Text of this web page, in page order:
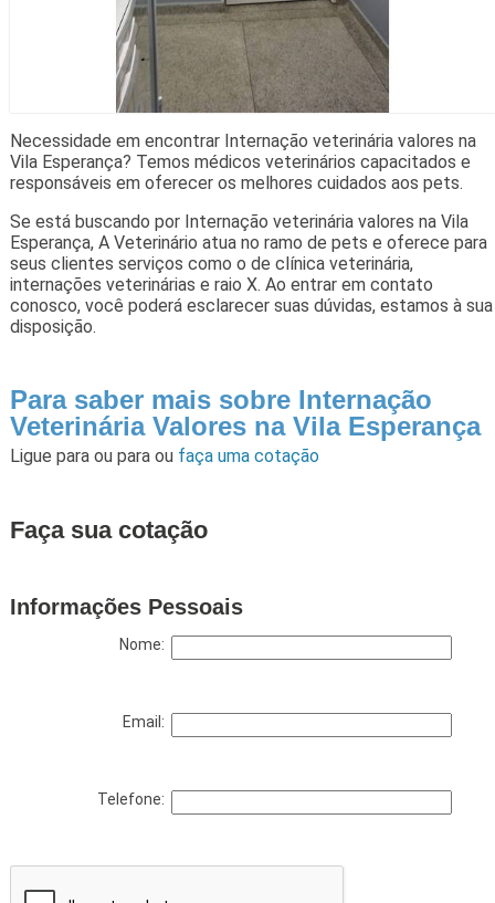
Necessidade em encontrar Internação veterinária valores na
Vila Esperança? Temos médicos veterinários capacitados e
responsáveis em oferecer os melhores cuidados aos pets.
Se está buscando por Internação veterinária valores na Vila
Esperança, A Veterinário atua no ramo de pets e oferece para
seus clientes serviços como o de clínica veterinária,
internações veterinárias e raio X. Ao entrar em contato
conosco, você poderá esclarecer suas dúvidas, estamos à sua
disposição.
Para saber mais sobre Internação
Veterinária Valores na Vila Esperança
Ligue para ou para ou faça uma cotação
Faça sua cotação
Informações Pessoais
Nome:
Email:
Telefone: